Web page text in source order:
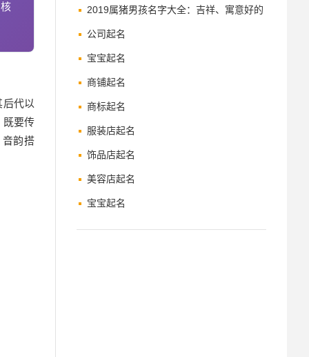
代以
既要传
韵搭
名字及寓意解析
2019属猪男孩名字大全：吉祥、寓意好的
名字推荐
公司起名
宝宝起名
商铺起名
商标起名
服装店起名
饰品店起名
美容店起名
宝宝起名